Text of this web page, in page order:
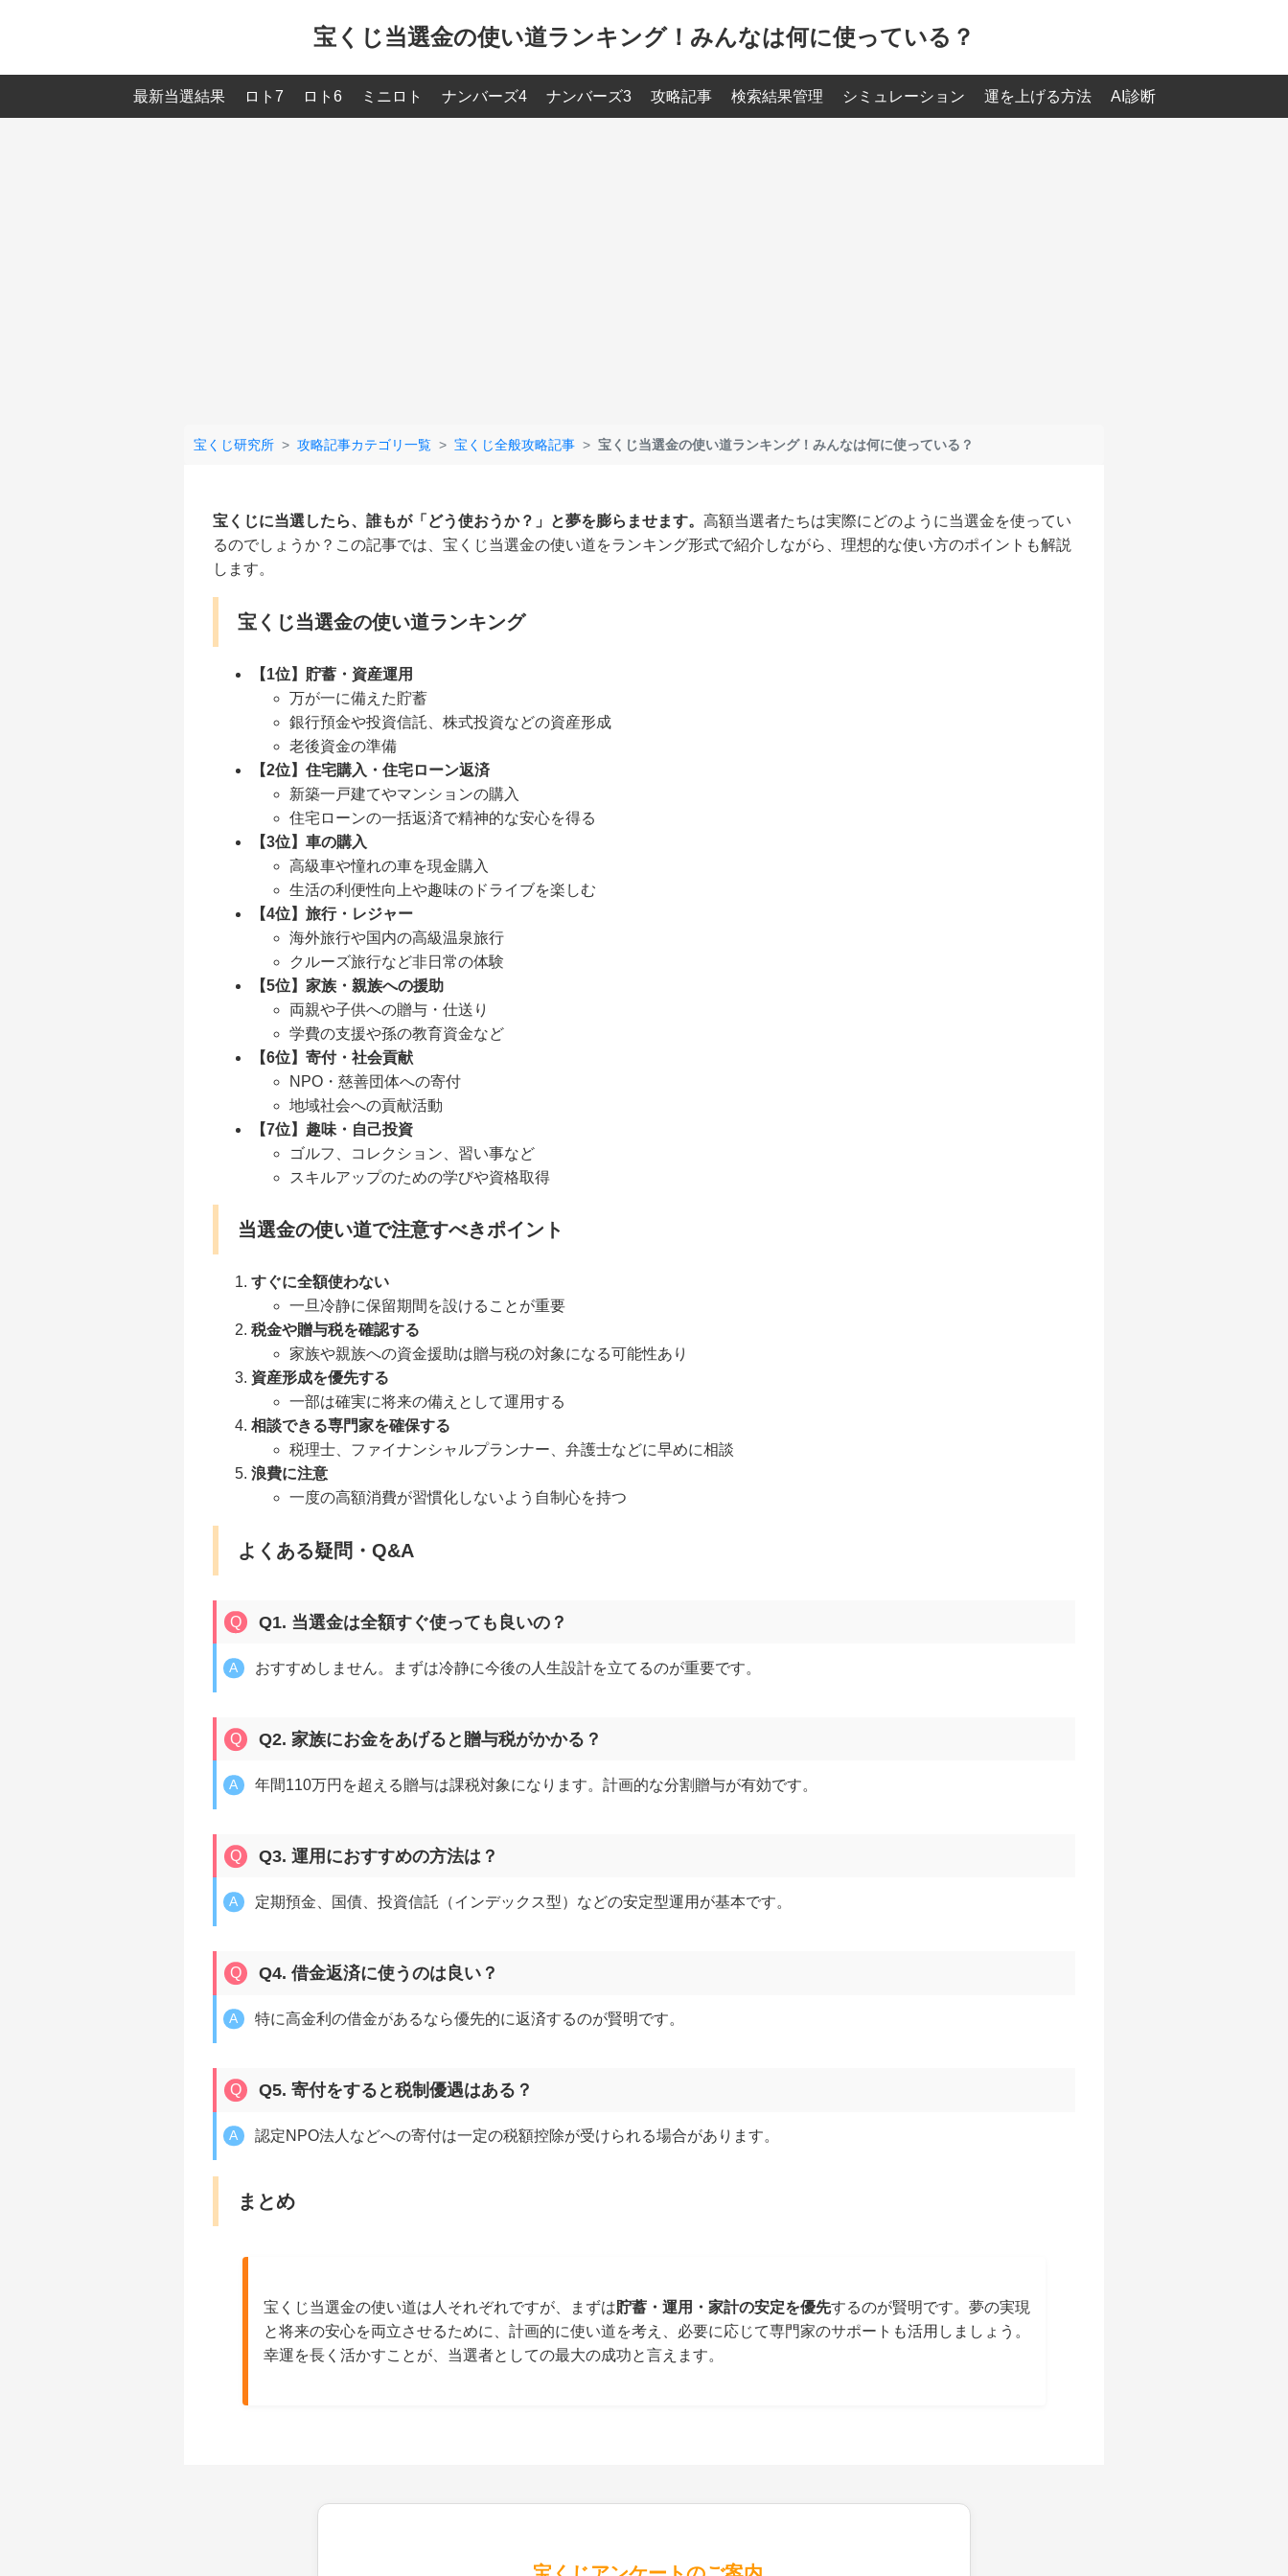
宝くじ当選金の使い道ランキング！みんなは何に使っている？
最新当選結果 ロト7 ロト6 ミニロト ナンバーズ4 ナンバーズ3 攻略記事 検索結果管理 シミュレーション 運を上げる方法 AI診断
宝くじ研究所 攻略記事カテゴリ一覧 宝くじ全般攻略記事 宝くじ当選金の使い道ランキング！みんなは何に使っている？
宝くじに当選したら、誰もが「どう使おうか？」と夢を膨らませます。 高額当選者たちは実際にどのように当選金を使ってい
るのでしょうか？この記事では、宝くじ当選金の使い道をランキング形式で紹介しながら、理想的な使い方のポイントも解説
します。
宝くじ当選金の使い道ランキング
【1位】貯蓄・資産運用
万が一に備えた貯蓄
銀行預金や投資信託、株式投資などの資産形成
老後資金の準備
【2位】住宅購入・住宅ローン返済
新築一戸建てやマンションの購入
住宅ローンの一括返済で精神的な安心を得る
【3位】車の購入
高級車や憧れの車を現金購入
生活の利便性向上や趣味のドライブを楽しむ
【4位】旅行・レジャー
海外旅行や国内の高級温泉旅行
クルーズ旅行など非日常の体験
【5位】家族・親族への援助
両親や子供への贈与・仕送り
学費の支援や孫の教育資金など
【6位】寄付・社会貢献
NPO・慈善団体への寄付
地域社会への貢献活動
【7位】趣味・自己投資
ゴルフ、コレクション、習い事など
スキルアップのための学びや資格取得
当選金の使い道で注意すべきポイント
すぐに全額使わない
一旦冷静に保留期間を設けることが重要
税金や贈与税を確認する
家族や親族への資金援助は贈与税の対象になる可能性あり
資産形成を優先する
一部は確実に将来の備えとして運用する
相談できる専門家を確保する
税理士、ファイナンシャルプランナー、弁護士などに早めに相談
浪費に注意
一度の高額消費が習慣化しないよう自制心を持つ
よくある疑問・Q&A
Q1. 当選金は全額すぐ使っても良いの？
おすすめしません。まずは冷静に今後の人生設計を立てるのが重要です。
Q2. 家族にお金をあげると贈与税がかかる？
年間110万円を超える贈与は課税対象になります。計画的な分割贈与が有効です。
Q3. 運用におすすめの方法は？
定期預金、国債、投資信託（インデックス型）などの安定型運用が基本です。
Q4. 借金返済に使うのは良い？
特に高金利の借金があるなら優先的に返済するのが賢明です。
Q5. 寄付をすると税制優遇はある？
認定NPO法人などへの寄付は一定の税額控除が受けられる場合があります。
まとめ
宝くじ当選金の使い道は人それぞれですが、まずは貯蓄・運用・家計の安定を優先するのが賢明です。夢の実現
と将来の安心を両立させるために、計画的に使い道を考え、必要に応じて専門家のサポートも活用しましょう。
幸運を長く活かすことが、当選者としての最大の成功と言えます。